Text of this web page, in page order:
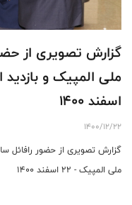
گزارش تصویری از
اسفند 1400
1400/12/22
گزارش تصویری از حضور رافائل
ملی المپیک - 22 اسفند 1400